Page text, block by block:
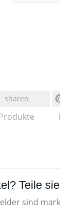
sharen
Teile
sind